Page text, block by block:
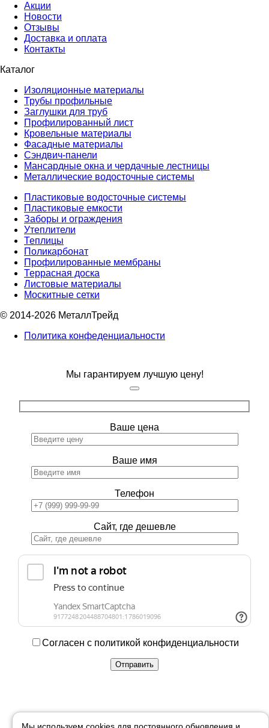
Акции
Новости
Отзывы
Доставка и оплата
Контакты
Каталог
Изоляционные материалы
Трубы профильные
Заглушки для труб
Профилированный лист
Кровельные материалы
Фасадные материалы
Сэндвич-панели
Мансардные окна и чердачные лестницы
Металлические водосточные системы
Пластиковые водосточные системы
Пластиковые емкости
Заборы и ограждения
Утеплители
Теплицы
Поликарбонат
Профилированные мембраны
Террасная доска
Листовые материалы
Москитные сетки
© 2014-2026 МеталлТрейд
Политика конфеденциальности
Мы гарантируем лучшую цену!
Ваше цена
Ваше имя
Телефон
Сайт, где дешевле
Согласен с политикой конфиденциальности
Купить в 1 клик